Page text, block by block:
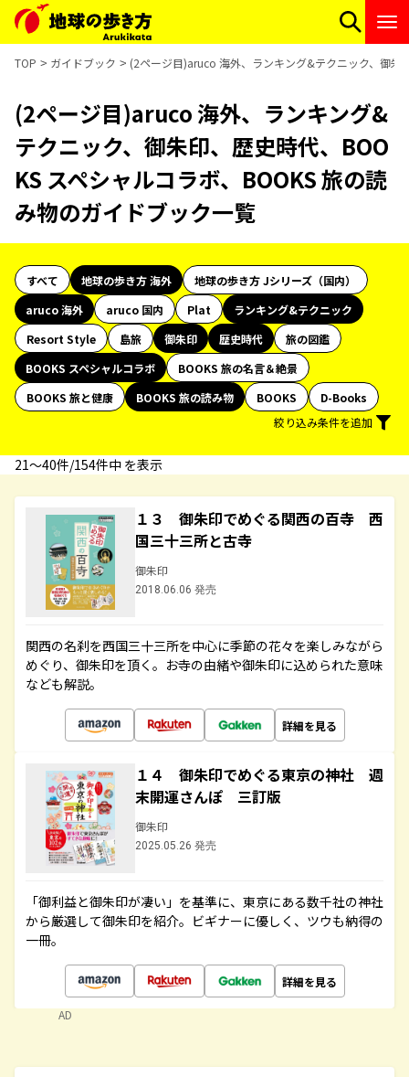
TOP ガイドブック (2ページ目)aruco 海外、ランキング&テクニック、御朱
(2ページ目)aruco 海外、ランキング&
テクニック、御朱印、歴史時代、BOO
KS スペシャルコラボ、BOOKS 旅の読
み物のガイドブック一覧
すべて 地球の歩き方 海外
地球の歩き方 Jシリーズ（国内）
aruco 海外
aruco 国内 Plat
ランキング&テクニック
Resort Style
島旅 御朱印 歴史時代
旅の図鑑
BOOKS スペシャルコラボ
BOOKS 旅の名言＆絶景
BOOKS 旅と健康
BOOKS 旅の読み物 BOOKS
D-Books
絞り込み条件を追加
21〜40件/154件中 を表示
１３ 御朱印でめぐる関西の百寺 西
国三十三所と古寺
御朱印
2018.06.06 発売
関西の名刹を西国三十三所を中心に季節の花々を楽しみながら
めぐり、御朱印を頂く。お寺の由緒や御朱印に込められた意味
なども解説。
詳細を見る
１４ 御朱印でめぐる東京の神社 週
末開運さんぽ 三訂版
御朱印
2025.05.26 発売
「御利益と御朱印が凄い」を基準に、東京にある数千社の神社
から厳選して御朱印を紹介。ビギナーに優しく、ツウも納得の
一冊。
詳細を見る
AD